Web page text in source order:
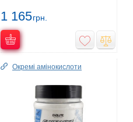
1 165грн.
Окремі амінокислоти